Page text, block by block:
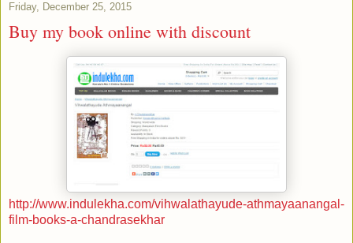
Friday, December 25, 2015
Buy my book online with discount
http://www.indulekha.com/vihwalathayude-athmayaanangal-
film-books-a-chandrasekhar